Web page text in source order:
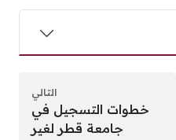
التالي
خطوات التسجيل في
جامعة قطر لغير